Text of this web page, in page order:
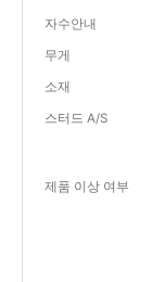
자수안내
무게
소재
스터드 A/S
제품 이상 여부